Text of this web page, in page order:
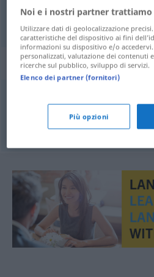
割る[waru](durchで [de])
Sinonimi per
teilen (durch)
Noi e i nostri partner
Utilizzare dati di geolocalizzazione
caratteristiche del dispositivo ai fini
informazioni su dispositivo e/o
personalizzati, valutazione dei contenuti
ricerche sul pubblico, sviluppo di servizi.
Elenco dei partner (fornitori)
Più opzioni